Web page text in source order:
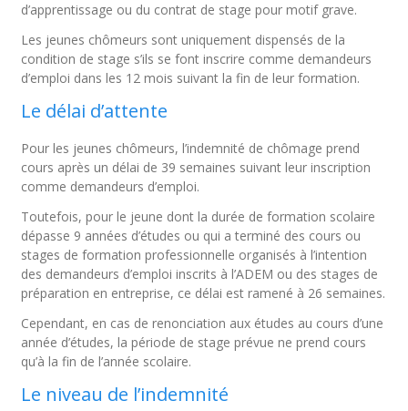
d’apprentissage ou du contrat de stage pour motif grave.
Les jeunes chômeurs sont uniquement dispensés de la
condition de stage s’ils se font inscrire comme demandeurs
d’emploi dans les 12 mois suivant la fin de leur formation.
Le délai d’attente
Pour les jeunes chômeurs, l’indemnité de chômage prend
cours après un délai de 39 semaines suivant leur inscription
comme demandeurs d’emploi.
Toutefois, pour le jeune dont la durée de formation scolaire
dépasse 9 années d’études ou qui a terminé des cours ou
stages de formation professionnelle organisés à l’intention
des demandeurs d’emploi inscrits à l’ADEM ou des stages de
préparation en entreprise, ce délai est ramené à 26 semaines.
Cependant, en cas de renonciation aux études au cours d’une
année d’études, la période de stage prévue ne prend cours
qu’à la fin de l’année scolaire.
Le niveau de l’indemnité